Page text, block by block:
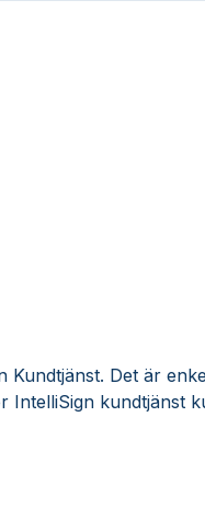
Kundtjänst. Det är
IntelliSign kundtjänst